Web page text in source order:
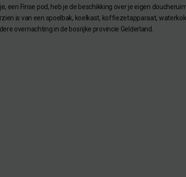
een Finse pod, heb je de beschikking over je eigen
is van een spoelbak, koelkast, koffiezetapparaat,
overnachting in de bosrijke provincie Gelderland.